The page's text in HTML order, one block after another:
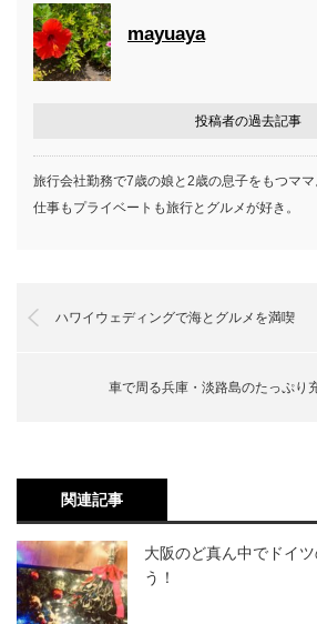
mayuaya
投稿者の過去記事
旅行会社勤務で7歳の娘と2歳の息子をもつママ
仕事もプライベートも旅行とグルメが好き。
ハワイウェディングで海とグルメを満喫
車で周る兵庫・淡路島のたっぷ
関連記事
大阪のど真ん中でドイ
う！